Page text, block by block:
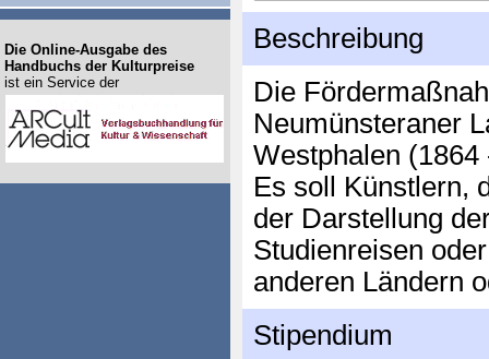
Beschreibung
Die
Neumünsteraner
Westphalen (1864
Es soll Künstlern,
der Darstellung
Studienreisen
anderen Ländern
Stipendium
Die Online-Ausgabe des
Handbuchs der Kulturpreise
ist ein Service der